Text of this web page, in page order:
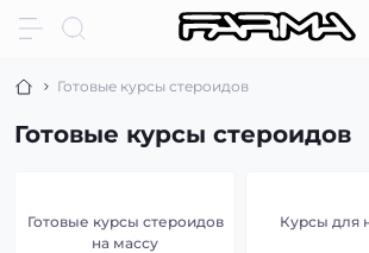
Готовые курсы стероидов
Готовые курсы стероидов
Готовые курсы стероидов
на массу
Курсы для